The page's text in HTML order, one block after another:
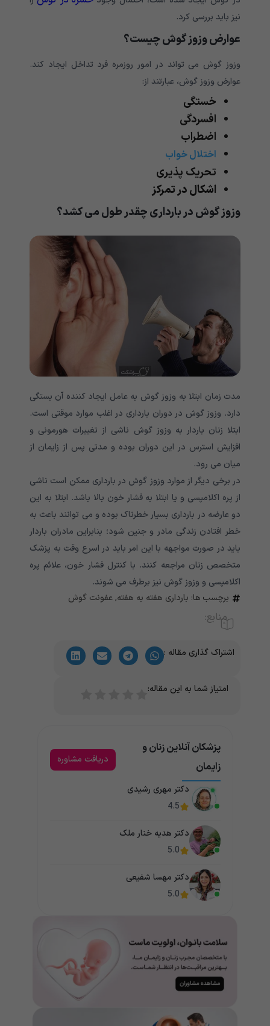
نیز باید بررسی کرد.
عوارض وزوز گوش چیست؟
وزوز گوش می تواند در امور روزمره فرد تداخل ایجاد کند.
عوارض وزوز گوش، عبارتند از:
خستگی
افسردگی
اضطراب
اختلال خواب
تحریک پذیری
اشکال در تمرکز
وزوز گوش در بارداری چقدر طول می کشد؟
مدت زمان ابتلا به وزوز گوش به عامل ایجاد کننده آن بستگی
دارد. وزوز گوش در دوران بارداری در اغلب موارد موقتی است.
ابتلا زنان باردار به وزوز گوش ناشی از تغییرات هورمونی و
افزایش استرس در این دوران بوده و مدتی پس از زایمان از
میان می رود.
در برخی دیگر از موارد وزوز گوش در بارداری ممکن است ناشی
از پره اکلامپسی و یا ابتلا به فشار خون بالا باشد. ابتلا به این
دو عارضه در بارداری بسیار خطرناک بوده و می توانند باعث به
خطر افتادن زندگی مادر و جنین شود؛ بنابراین مادران باردار
باید در صورت مواجهه با این امر باید در اسرع وقت به پزشک
متخصص زنان مراجعه کنند. با کنترل فشار خون، علائم پره
اکلامپسی و وزوز گوش نیز برطرف می شوند.
برچسب ها: بارداری هفته به هفته,عفونت گوش
منابع:
اشتراک گذاری مقاله :
امتیاز شما به این مقاله:
پزشکان آنلاین زنان و
زایمان
دریافت مشاوره
دکتر مهری رشیدی
4.5
دکتر هدیه خنار ملک
5.0
دکتر مهسا شفیعی
5.0